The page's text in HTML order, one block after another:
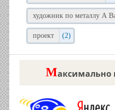
художник по металлу А
проект (2)
Максимально